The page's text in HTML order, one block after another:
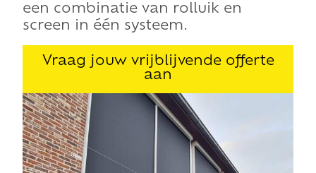
een combinatie van rolluik en
screen in één systeem.
Vraag jouw vrijblijvende offerte
aan